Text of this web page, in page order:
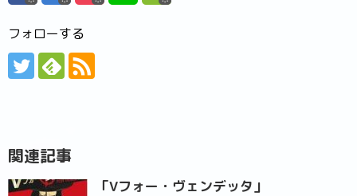
フォローする
関連記事
「Vフォー・ヴェンデッタ」